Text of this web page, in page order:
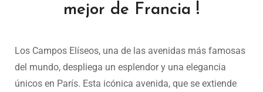
mejor de Francia !
Los Campos Elíseos, una de las avenidas más famosas
del mundo, despliega un esplendor y una elegancia
únicos en París. Esta icónica avenida, que se extiende